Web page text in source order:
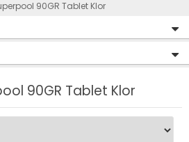
90GR Tablet Klor
90GR Tablet Klor